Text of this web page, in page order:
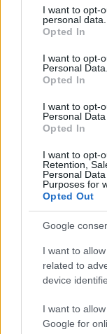
not limited to your
grant or deny
use your data for
consent section.
I want to opt-
personal data.
Opted In
I want to opt-
Personal Data.
Opted In
I want to opt-
Personal
Opted In
I want to opt-
Retention,
Personal
Purposes for
Opted Out
Google
I want to
related to
device
I want to
Google for
Πιο
για την
Κύπρου:
είσοδος
Canadair
φωτιάς
πρώην
Το
τις
Κρανίου